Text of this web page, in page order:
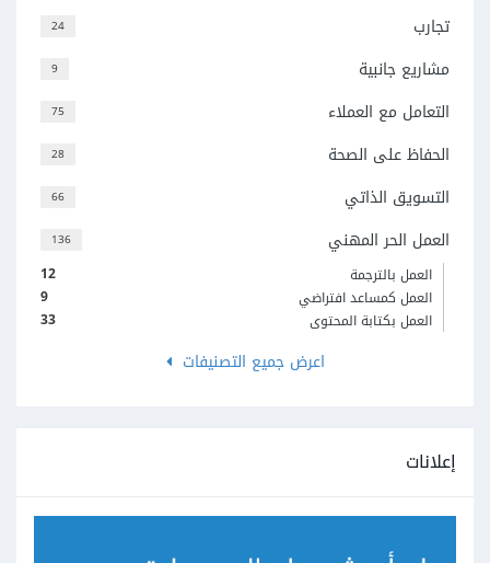
24 تجارب
9 مشاريع جانبية
75 التعامل مع العملاء
28 الحفاظ على الصحة
66 التسويق الذاتي
136 العمل الحر المهني
12
العمل بالترجمة
9
العمل كمساعد افتراضي
33
العمل بكتابة المحتوى
اعرض جميع التصنيفات
إعلانات